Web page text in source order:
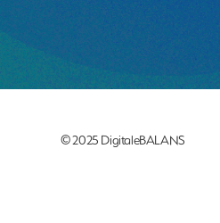
© 2025 DigitaleBALANS